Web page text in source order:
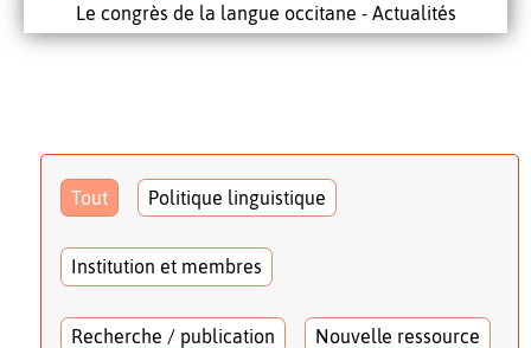
Le congrès de la langue occitane - Actualités
Tout Politique linguistique
Institution et membres
Recherche / publication Nouvelle ressource